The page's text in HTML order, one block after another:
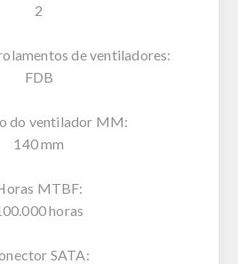
2
de ventiladores:
FDB
do ventilador MM:
140 mm
MTBF:
horas
SATA: